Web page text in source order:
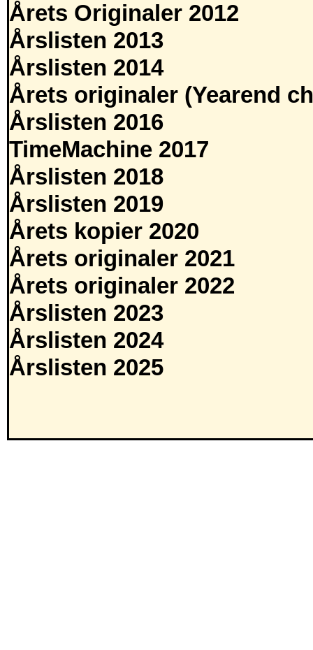
Årets Originaler 2012
Årslisten 2013
Årslisten 2014
Årets originaler (Yearend
Årslisten 2016
TimeMachine 2017
Årslisten 2018
Årslisten 2019
Årets kopier 2020
Årets originaler 2021
Årets originaler 2022
Årslisten 2023
Årslisten 2024
Årslisten 2025